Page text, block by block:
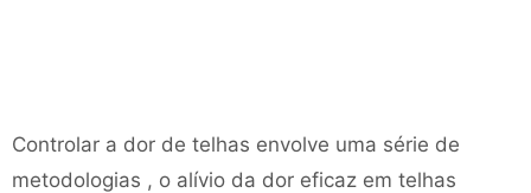
Controlar a dor de telhas envolve uma série de
metodologias , o alívio da dor eficaz em telhas